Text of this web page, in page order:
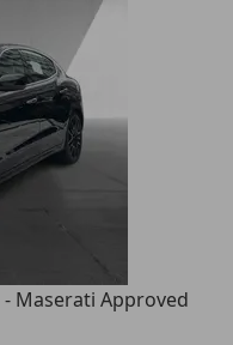
- Maserati Approved